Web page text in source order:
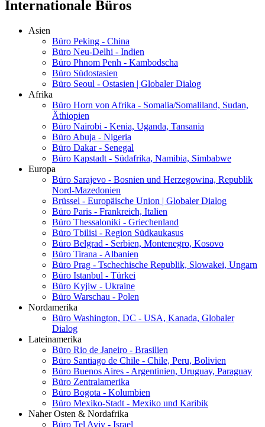
Internationale Büros
Asien
Büro Peking - China
Büro Neu-Delhi - Indien
Büro Phnom Penh - Kambodscha
Büro Südostasien
Büro Seoul - Ostasien | Globaler Dialog
Afrika
Büro Horn von Afrika - Somalia/Somaliland, Sudan,
Äthiopien
Büro Nairobi - Kenia, Uganda, Tansania
Büro Abuja - Nigeria
Büro Dakar - Senegal
Büro Kapstadt - Südafrika, Namibia, Simbabwe
Europa
Büro Sarajevo - Bosnien und Herzegowina, Republik
Nord-Mazedonien
Brüssel - Europäische Union | Globaler Dialog
Büro Paris - Frankreich, Italien
Büro Thessaloniki - Griechenland
Büro Tbilisi - Region Südkaukasus
Büro Belgrad - Serbien, Montenegro, Kosovo
Büro Tirana - Albanien
Büro Prag - Tschechische Republik, Slowakei, Ungarn
Büro Istanbul - Türkei
Büro Kyjiw - Ukraine
Büro Warschau - Polen
Nordamerika
Büro Washington, DC - USA, Kanada, Globaler
Dialog
Lateinamerika
Büro Rio de Janeiro - Brasilien
Büro Santiago de Chile - Chile, Peru, Bolivien
Büro Buenos Aires - Argentinien, Uruguay, Paraguay
Büro Zentralamerika
Büro Bogota - Kolumbien
Büro Mexiko-Stadt - Mexiko und Karibik
Naher Osten & Nordafrika
Büro Tel Aviv - Israel